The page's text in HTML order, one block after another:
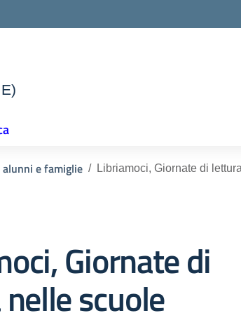
e famiglie Libriamoci, Giornate di
Giornate di
scuole